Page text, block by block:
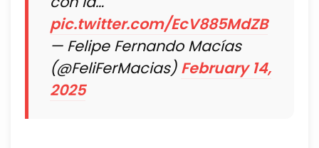
pic.twitter.com/EcV885MdZB
— Felipe Fernando Macías
(@FeliFerMacias) February 14,
2025